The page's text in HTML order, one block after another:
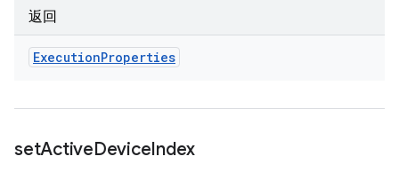
返回
ExecutionProperties
setActiveDeviceIndex